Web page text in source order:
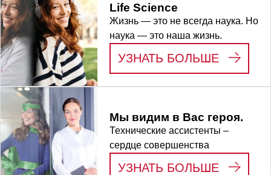
Life Science
Жизнь — это не всегда наука. Но
наука — это наша жизнь.
УЗНАТЬ БОЛЬШЕ LIFE
Мы видим в Вас героя.
Технические ассистенты –
сердце совершенства
УЗНАТЬ БОЛЬШЕ МЫ